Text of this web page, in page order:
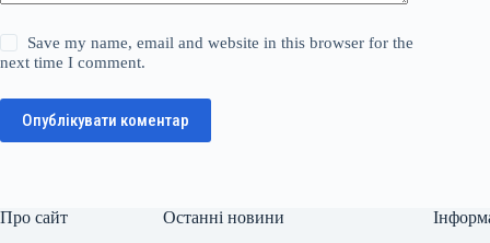
Save my name, email and website in this browser for the
next time I comment.
Опублікувати коментар
Про сайт Останні новини